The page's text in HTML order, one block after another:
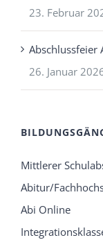
23. Februar
Abschlussfeier
26. Januar
Mittlerer
Abitur/
Abi Online